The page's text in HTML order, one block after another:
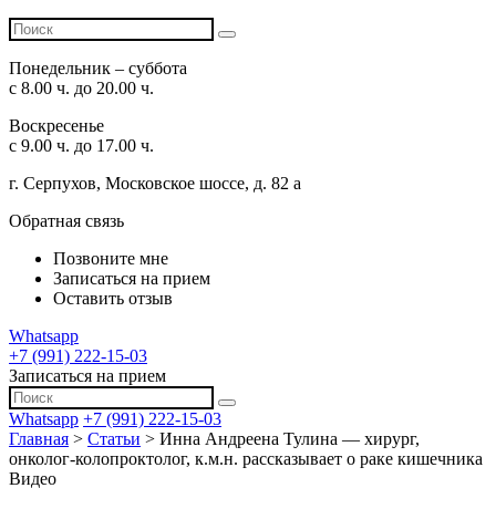
Понедельник – суббота
с 8.00 ч. до 20.00 ч.
Воскресенье
с 9.00 ч. до 17.00 ч.
г. Серпухов, Московское шоссе, д. 82 а
Обратная связь
Позвоните мне
Записаться на прием
Оставить отзыв
Whatsapp
+7 (991) 222-15-03
Записаться на прием
Whatsapp +7 (991) 222-15-03
Главная > Статьи > Инна Андреена Тулина — хирург,
онколог-колопроктолог, к.м.н. рассказывает о раке кишечника
Видео